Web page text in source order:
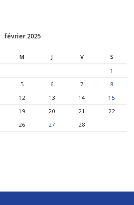
février 2025
M J V
S
1
5 6 7
8
12 13 14
15
19 20 21
22
26 27 28